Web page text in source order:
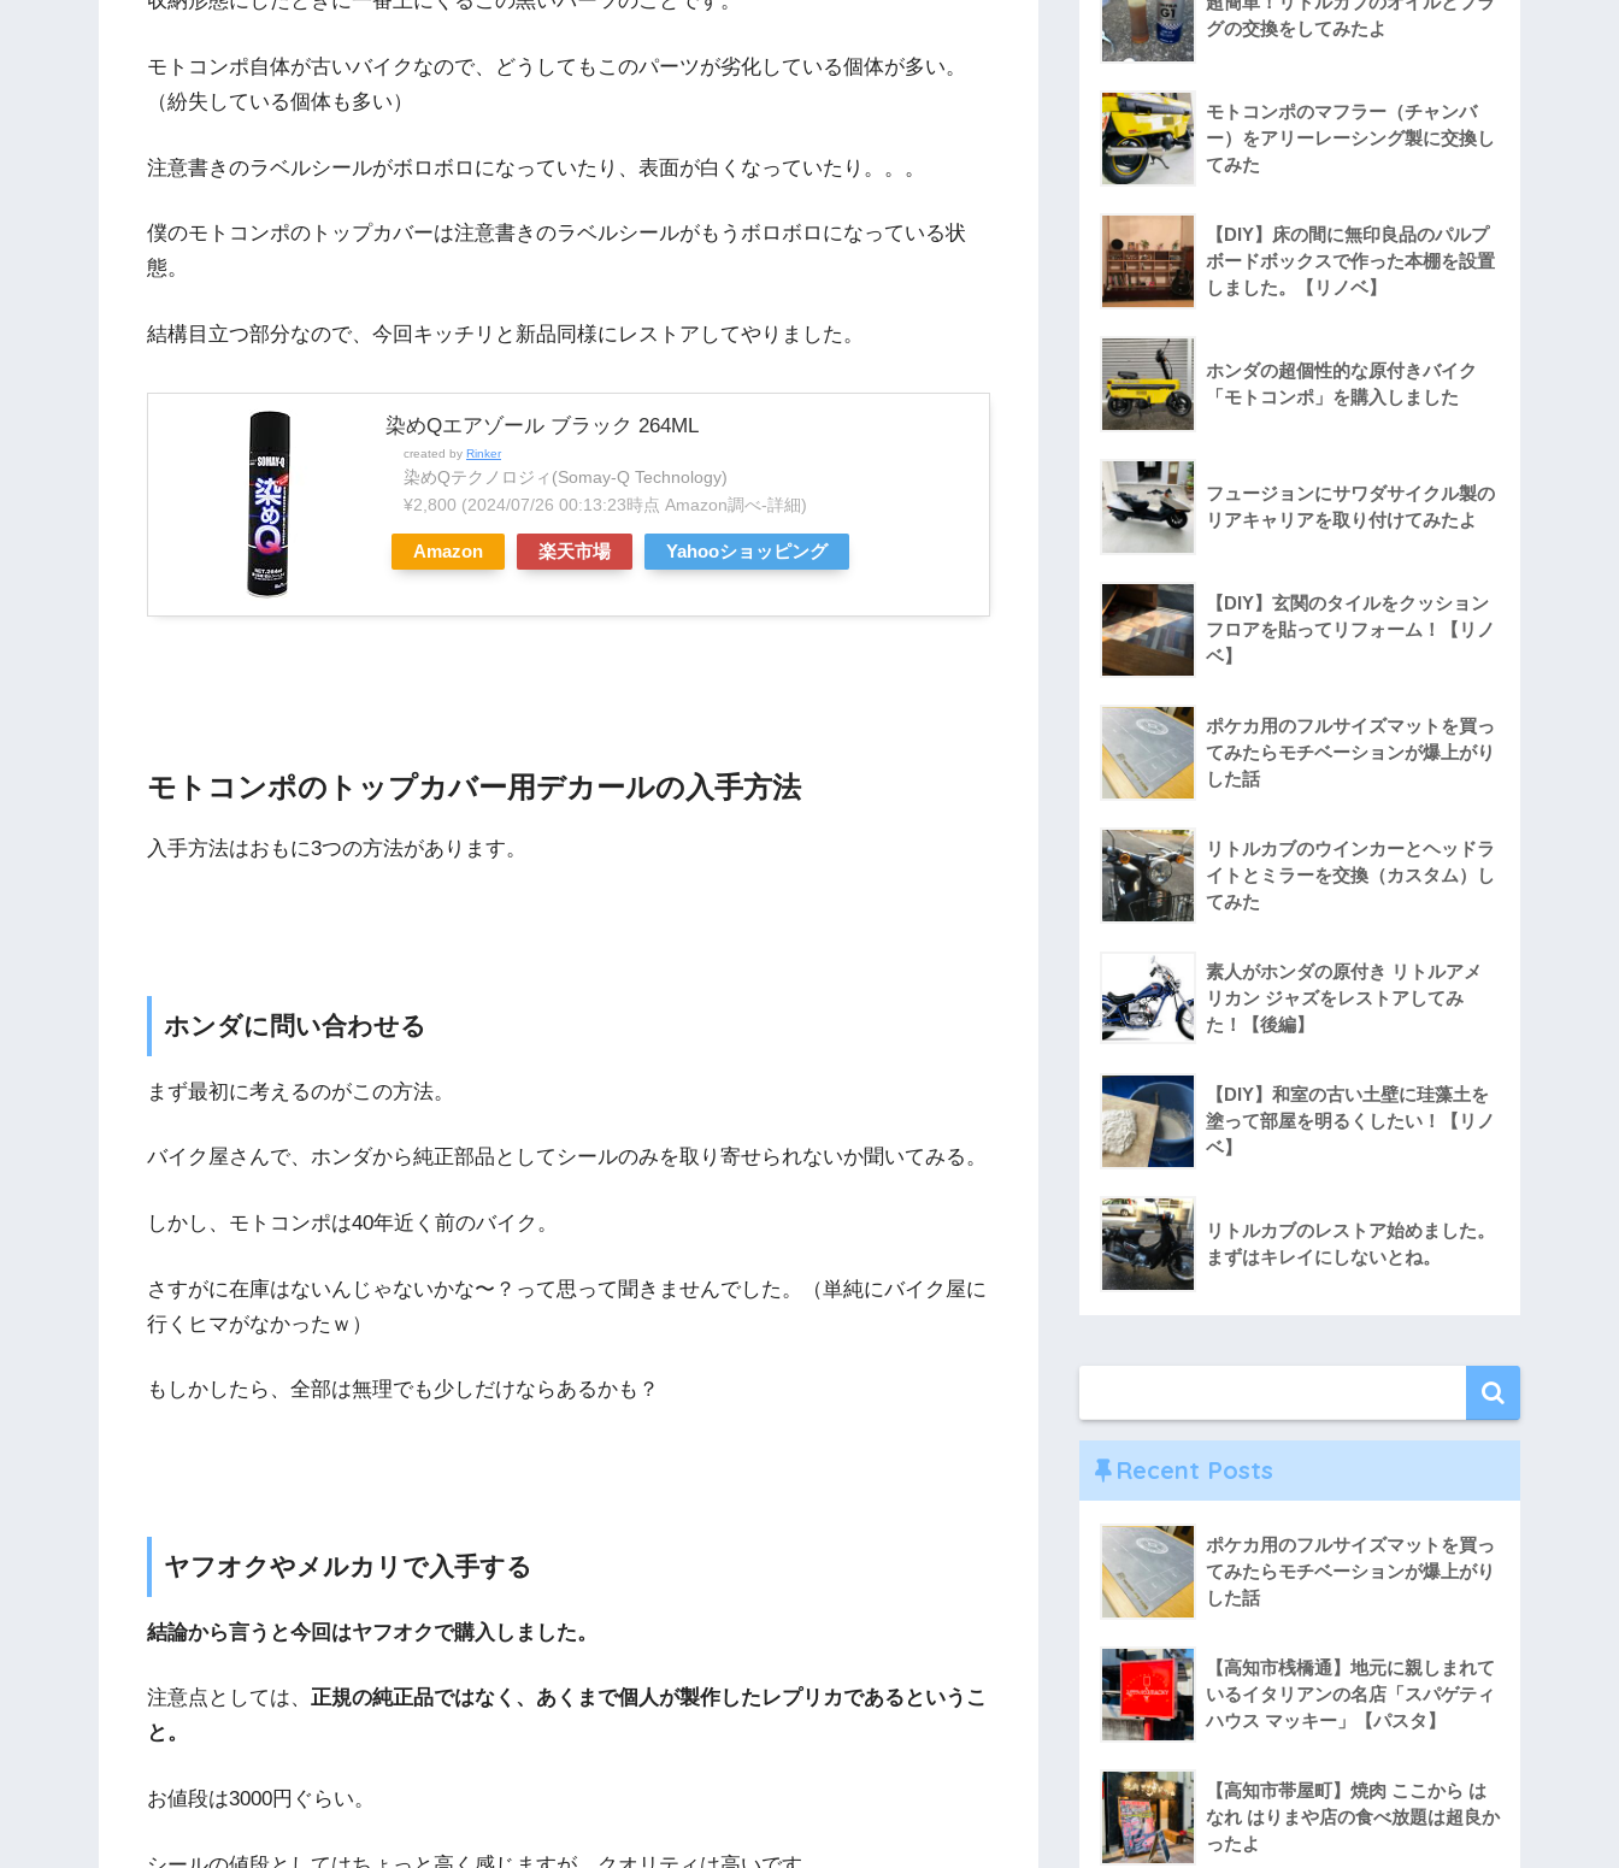
モトコンポ自体が古いバイクなので、どうしてもこのパーツが劣化している個体が多い。
（紛失している個体も多い）
注意書きのラベルシールがボロボロになっていたり、表面が白くなっていたり。。。
僕のモトコンポのトップカバーは注意書きのラベルシールがもうボロボロになっている状
態。
結構目立つ部分なので、今回キッチリと新品同様にレストアしてやりました。
染めQエアゾール ブラック 264ML
created by Rinker
染めQテクノロジィ(Somay-Q Technology)
¥2,800 (2024/07/26 00:13:23時点 Amazon調べ-詳細)
Amazon 楽天市場 Yahooショッピング
モトコンポのトップカバー用デカールの入手方法
入手方法はおもに3つの方法があります。
ホンダに問い合わせる
まず最初に考えるのがこの方法。
バイク屋さんで、ホンダから純正部品としてシールのみを取り寄せられないか聞いてみる。
しかし、モトコンポは40年近く前のバイク。
さすがに在庫はないんじゃないかな〜？って思って聞きませんでした。（単純にバイク屋に
行くヒマがなかったｗ）
もしかしたら、全部は無理でも少しだけならあるかも？
ヤフオクやメルカリで入手する
結論から言うと今回はヤフオクで購入しました。
注意点としては、 正規の純正品ではなく、あくまで個人が製作したレプリカであるというこ
と。
お値段は3000円ぐらい。
グの交換をしてみたよ
モトコンポのマフラー（チャンバ
ー）をアリーレーシング製に交換し
てみた
【DIY】床の間に無印良品のパルプ
ボードボックスで作った本棚を設置
しました。【リノベ】
ホンダの超個性的な原付きバイク
「モトコンポ」を購入しました
フュージョンにサワダサイクル製の
リアキャリアを取り付けてみたよ
【DIY】玄関のタイルをクッション
フロアを貼ってリフォーム！【リノ
ベ】
ポケカ用のフルサイズマットを買っ
てみたらモチベーションが爆上がり
した話
リトルカブのウインカーとヘッドラ
イトとミラーを交換（カスタム）し
てみた
素人がホンダの原付き リトルアメ
リカン ジャズをレストアしてみ
た！【後編】
【DIY】和室の古い土壁に珪藻土を
塗って部屋を明るくしたい！【リノ
ベ】
リトルカブのレストア始めました。
まずはキレイにしないとね。
Recent Posts
ポケカ用のフルサイズマットを買っ
てみたらモチベーションが爆上がり
した話
【高知市桟橋通】地元に親しまれて
いるイタリアンの名店「スパゲティ
ハウス マッキー」【パスタ】
【高知市帯屋町】焼肉 ここから は
なれ はりまや店の食べ放題は超良か
ったよ